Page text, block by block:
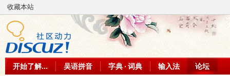
收藏本站
开始了解... 吴语拼音 字典 · 词典 输入法 论坛